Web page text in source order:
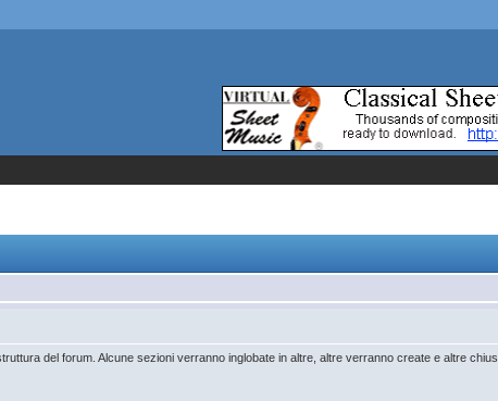
del forum. Alcune sezioni verranno inglobate in altre, altre verranno create e altre